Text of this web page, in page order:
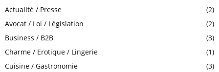
f
o
r
:
Actualité / Presse
(2)
Avocat / Loi / Législation
(2)
Business / B2B
(3)
Charme / Erotique / Lingerie
(1)
Cuisine / Gastronomie
(3)